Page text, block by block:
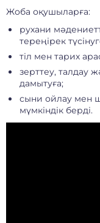
Жоба оқушыларға:
рухани
тереңірек
тіл мен тарих
зерттеу, талдау
дамытуға;
сыни ойлау мен
мүмкіндік берді.